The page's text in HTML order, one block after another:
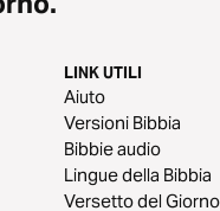
LINK UTILI
Aiuto
Versioni Bibbia
Bibbie audio
Lingue della Bibbia
Versetto del Giorno